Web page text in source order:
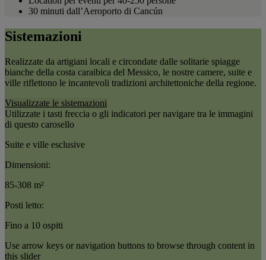
30 minuti dall’Aeroporto di Cancún
Sistemazioni
Realizzate da artigiani locali e circondate dalle solitarie spiagge
bianche della costa caraibica del Messico, le nostre camere, suite e
ville riflettono le incantevoli tradizioni architettoniche della regione.
Visualizzate le sistemazioni
Utilizzate i tasti freccia o gli indicatori per navigare tra le immagini
di questo carosello
Suite e ville esclusive
Dimensioni:
85-308 m²
Posti letto:
Fino a 10 ospiti
Use arrow keys or navigation buttons to browse through content in
this slider